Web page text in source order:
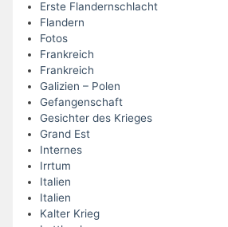
Erste Flandernschlacht
Flandern
Fotos
Frankreich
Frankreich
Galizien – Polen
Gefangenschaft
Gesichter des Krieges
Grand Est
Internes
Irrtum
Italien
Italien
Kalter Krieg